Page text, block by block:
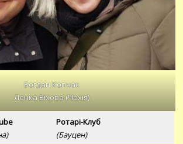
Богдан Копчак
Ленка Віхова (Чехія)
Ротарі-Клуб
(Бауцен)